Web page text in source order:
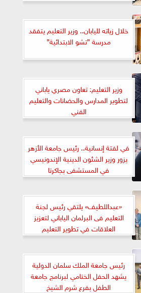
خلال زياته لليابان.. وزير التعليم يتفقد
مدرسة ”تشو الابتدائية”
وزير التعليم: تعاون مصري ياباني
لتطوير المدارس والحضانات والتعليم
الفني
في لفتة إنسانية.. رئيس جامعة الأزهر
يزور وزير الشئون الدينية الإندونيسي
في المستشفى بجاكرتا
«عبداللطيف» يلتقي رئيس لجنة
التعليم فى البرلمان الياباني لتعزيز
العلاقات في تطوير التعليم
رئيس جامعة الملك سلمان الدولية
يشهد الحفل الختامي لبرنامج جامعة
الطفل بفرع شرم الشيخ